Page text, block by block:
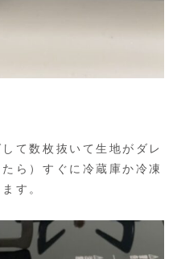
て数枚抜いて生地がダレ
ら）すぐに冷蔵庫か冷凍
す。